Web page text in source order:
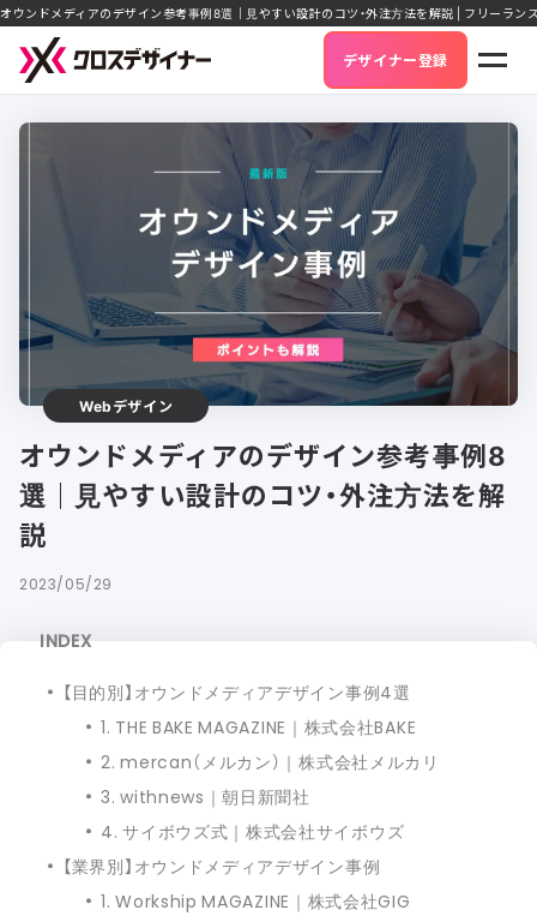
オウンドメディアのデザイン参考事例8選｜見やすい設計のコツ・外注方法を解説 | フリーラン
デザイナー登録
Webデザイン
オウンドメディアのデザイン参考事例8
選｜見やすい設計のコツ・外注方法を解
説
2023/05/29
INDEX
【目的別】オウンドメディアデザイン事例4選
1. THE BAKE MAGAZINE｜株式会社BAKE
2. mercan（メルカン）｜株式会社メルカリ
3. withnews｜朝日新聞社
4. サイボウズ式｜株式会社サイボウズ
【業界別】オウンドメディアデザイン事例
1. Workship MAGAZINE｜株式会社GIG